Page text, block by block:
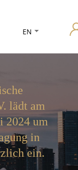
EN
lädt am
2024 um
in
ein.